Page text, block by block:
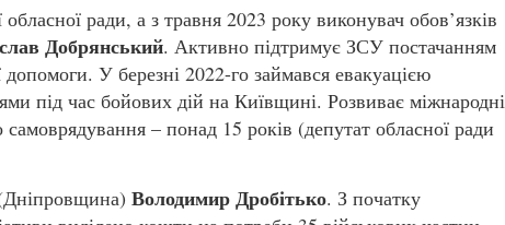
ради, а з травня 2023 року виконувач обов’язків
Добрянський. Активно підтримує ЗСУ постачанням
У березні 2022-го займався евакуацією
під час бойових дій на Київщині. Розвиває міжнародні
самоврядування – понад 15 років (депутат обласної ради
Володимир Дробітько. З початку